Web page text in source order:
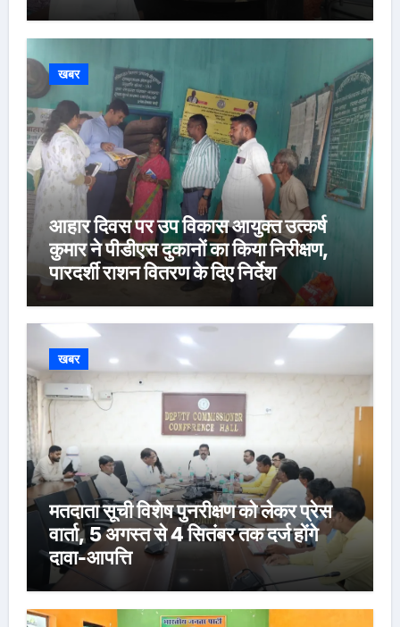
खबर
आहार दिवस पर उप विकास आयुक्त उत्कर्ष
कुमार ने पीडीएस दुकानों का किया निरीक्षण,
पारदर्शी राशन वितरण के दिए निर्देश
खबर
मतदाता सूची विशेष पुनरीक्षण को लेकर प्रेस
वार्ता, 5 अगस्त से 4 सितंबर तक दर्ज होंगे
दावा-आपत्ति